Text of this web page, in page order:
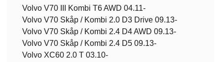
Volvo V70 III Kombi T6 AWD 04.11-
Volvo V70 Skåp / Kombi 2.0 D3 Drive 09.13-
Volvo V70 Skåp / Kombi 2.4 D4 AWD 09.13-
Volvo V70 Skåp / Kombi 2.4 D5 09.13-
Volvo XC60 2.0 T 03.10-